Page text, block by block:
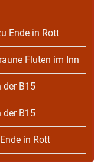
Ende in Rott
Fluten im Inn
der B15
der B15
in Rott